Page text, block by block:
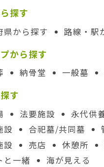
探す
県から探す 路線・駅
から探す
納骨堂 一般墓
す
法要施設
永代供
設
合祀墓/共同墓
設
売店 休憩所
と一緒
海が見える